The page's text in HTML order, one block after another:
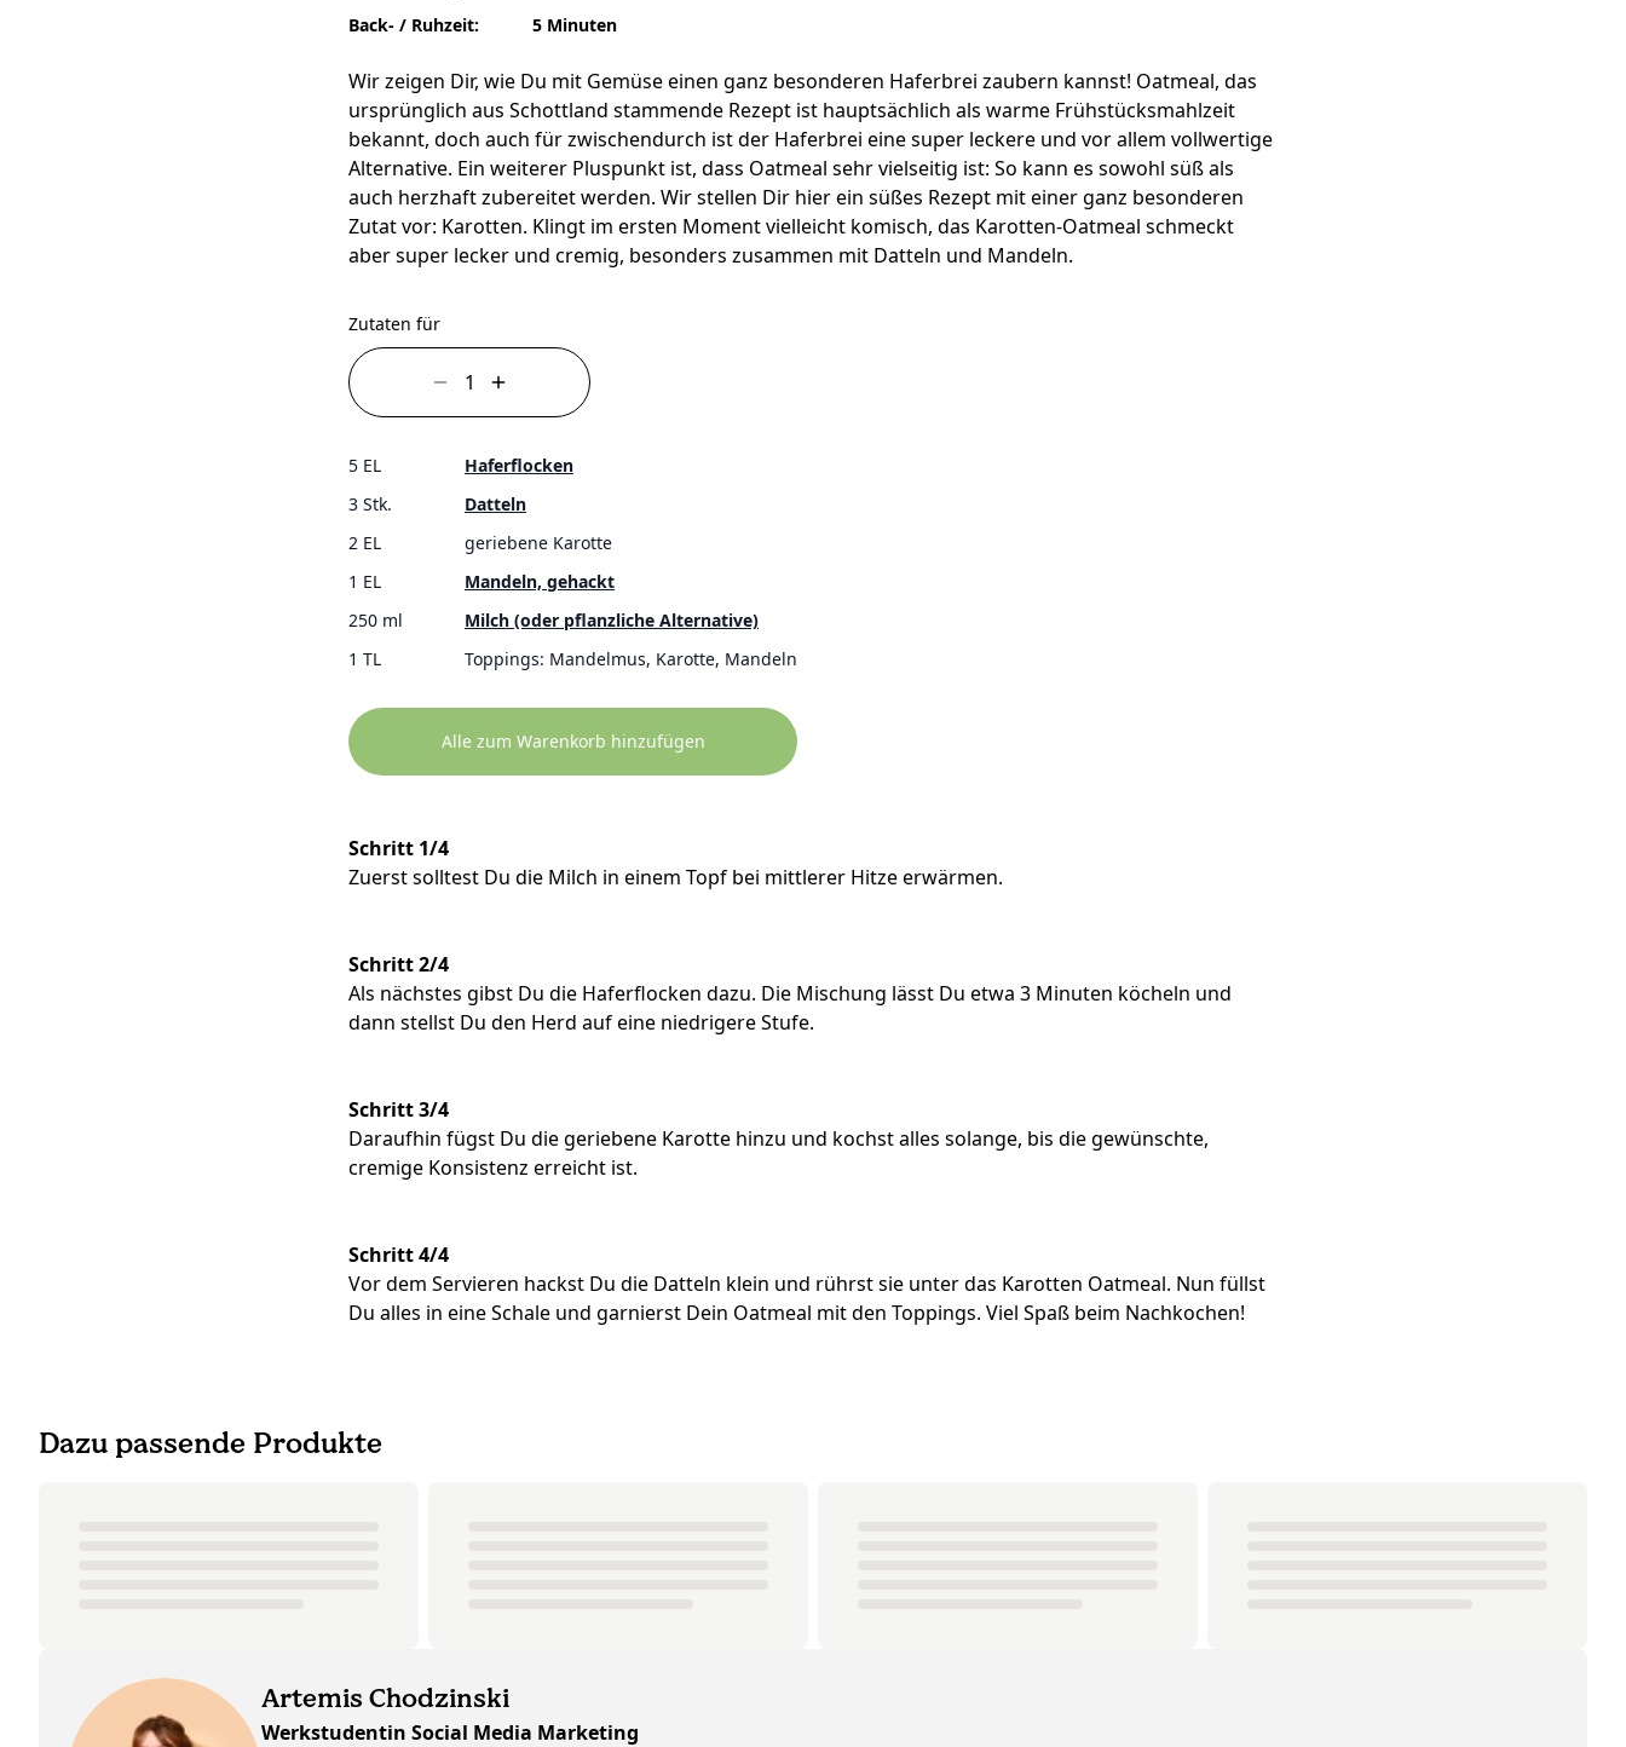
Back- / Ruhzeit:
5 Minuten
Wir zeigen Dir, wie Du mit Gemüse einen ganz besonderen Haferbrei zaubern kannst! Oatmeal, das
ursprünglich aus Schottland stammende Rezept ist hauptsächlich als warme Frühstücksmahlzeit
bekannt, doch auch für zwischendurch ist der Haferbrei eine super leckere und vor allem vollwertige
Alternative. Ein weiterer Pluspunkt ist, dass Oatmeal sehr vielseitig ist: So kann es sowohl süß als
auch herzhaft zubereitet werden. Wir stellen Dir hier ein süßes Rezept mit einer ganz besonderen
Zutat vor: Karotten. Klingt im ersten Moment vielleicht komisch, das Karotten-Oatmeal schmeckt
aber super lecker und cremig, besonders zusammen mit Datteln und Mandeln.
Zutaten für
5 EL
Haferflocken
3 Stk.
Datteln
2 EL
geriebene Karotte
1 EL
Mandeln, gehackt
250 ml
Milch (oder pflanzliche Alternative)
1 TL
Toppings: Mandelmus, Karotte, Mandeln
Alle zum Warenkorb hinzufügen
Schritt 1/4
Zuerst solltest Du die Milch in einem Topf bei mittlerer Hitze erwärmen.
Schritt 2/4
Als nächstes gibst Du die Haferflocken dazu. Die Mischung lässt Du etwa 3 Minuten köcheln und
dann stellst Du den Herd auf eine niedrigere Stufe.
Schritt 3/4
Daraufhin fügst Du die geriebene Karotte hinzu und kochst alles solange, bis die gewünschte,
cremige Konsistenz erreicht ist.
Schritt 4/4
Vor dem Servieren hackst Du die Datteln klein und rührst sie unter das Karotten Oatmeal. Nun füllst
Du alles in eine Schale und garnierst Dein Oatmeal mit den Toppings. Viel Spaß beim Nachkochen!
Dazu passende Produkte
Artemis Chodzinski
Werkstudentin Social Media Marketing